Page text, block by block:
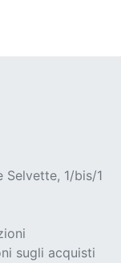
Selvette, 1/bis/1
sugli acquisti